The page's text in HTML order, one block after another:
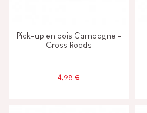
Pick-up en bois Campagne -
Cross Roads
4,98 €